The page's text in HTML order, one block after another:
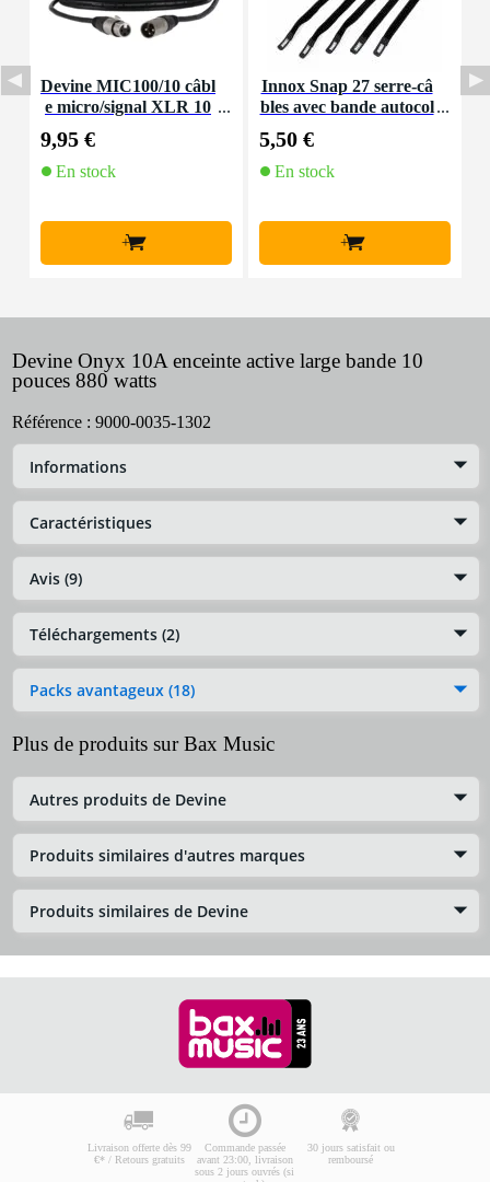
Devine MIC100/10 câbl
e micro/signal XLR 10
9,95 €
En stock
+
Innox Snap 27 serre-câ
bles avec bande autocol
5,50 €
En stock
+
Devine Onyx 10A enceinte active large bande 10
pouces 880 watts
Référence : 9000-0035-1302
Informations
Caractéristiques
Avis (9)
Téléchargements (2)
Packs avantageux (18)
Plus de produits sur Bax Music
Autres produits de Devine
Produits similaires d'autres marques
Produits similaires de Devine
Livraison offerte dès 99
€* / Retours gratuits
Commande passée
avant 23:00, livraison
sous 2 jours ouvrés (si
30 jours satisfait ou
remboursé